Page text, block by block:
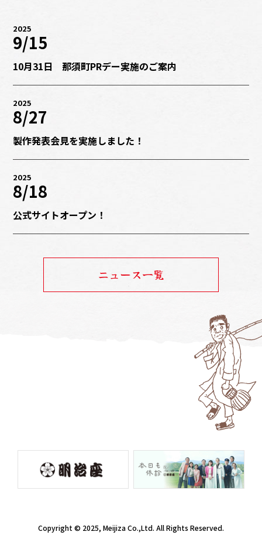
2025
9/15
10月31日 那須町PRデー実施のご案内
2025
8/27
製作発表会見を実施しました！
2025
8/18
公式サイトオープン！
ニュース一覧
Copyright © 2025, Meijiza Co.,Ltd. All Rights Reserved.